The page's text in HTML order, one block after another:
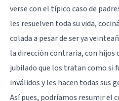
verse con el típico caso de
les resuelven toda su vida,
colada a pesar de ser ya
la dirección contraria, con hijos
jubilado que los tratan como si
inválidos y les hacen todas sus
Así pues, podríamos resumir